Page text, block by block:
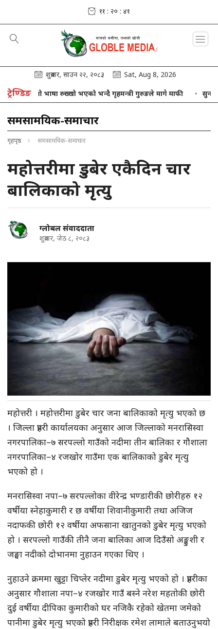
११ : २० : ४२
शुक्रबार, साउन २२, २०८३ Sat, Aug 8, 2026
ट्रेण्डिङ
आफ्नो भाषा रुख्खो भएको भन्दै गृहमन्त्री गुरुङले मागे माफी सुनचाँदीको
समसामयिक-समाचार
गृहपृष्ठ समसामयिक-समाचार
महोत्तरीमा डुबेर एकैदिन चार
बालिकाको मृत्यु
ग्लोबल संवाददाता
शुक्रबार, जेठ ८, २०८३
महोत्तरी । महोत्तरीमा डुबेर चार जना बालिकाको मृत्यु भएको छ
। जिल्ला प्रहरी कार्यालयका अनुसार आज जिल्लाको मनरासिस्वा
नगरपालिका–७ सरपल्लो गाउँको नदीमा तीन बालिका र गौशाला
नगरपालिका–४ रजखोर गाउँमा एक बालिकाको डुबेर मृत्यु
भएको हो ।
मनरासिस्वा नपा–७ सरपल्लोका वीरेन्द्र भण्डारीकी छोरीहरु १२
वर्षीया स्नेहाकुमारी र छ वर्षीया शिवानीकुमारी तथा अजिज
नदाफकी छोरी १२ वर्षीया अफसाना खातुनको डुबेर मृत्यु भएको
हो । सरपल्लो गाउँकी तीनै जना बालिका आज दिउँसो अङ्कुशी र
जङ्घा नदीको दोभानमा नुहाउन गएका थिए ।
नुहाउने क्रममा खुट्टा चिप्लेर नदीमा डुबेर मृत्यु भएको हो । प्रहरीका
अनुसार गौशाला नपा–४ रजखोर गाउँ बस्ने नरेश महतोकी छोरी
दुई वर्षीया दीपिका कुमारीको घर नजिकै रहेको खेतमा जमेको
पानीमा डुबेर मृत्यु भएको प्रहरी निरीक्षक रमेश लामाले बताउनुभयो